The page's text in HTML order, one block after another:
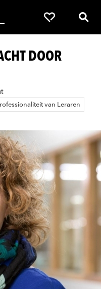
Favorieten
DOOR
van Leraren